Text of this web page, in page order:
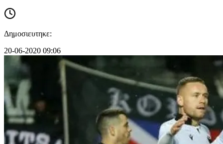
Δημοσιευτηκε:
20-06-2020 09:06